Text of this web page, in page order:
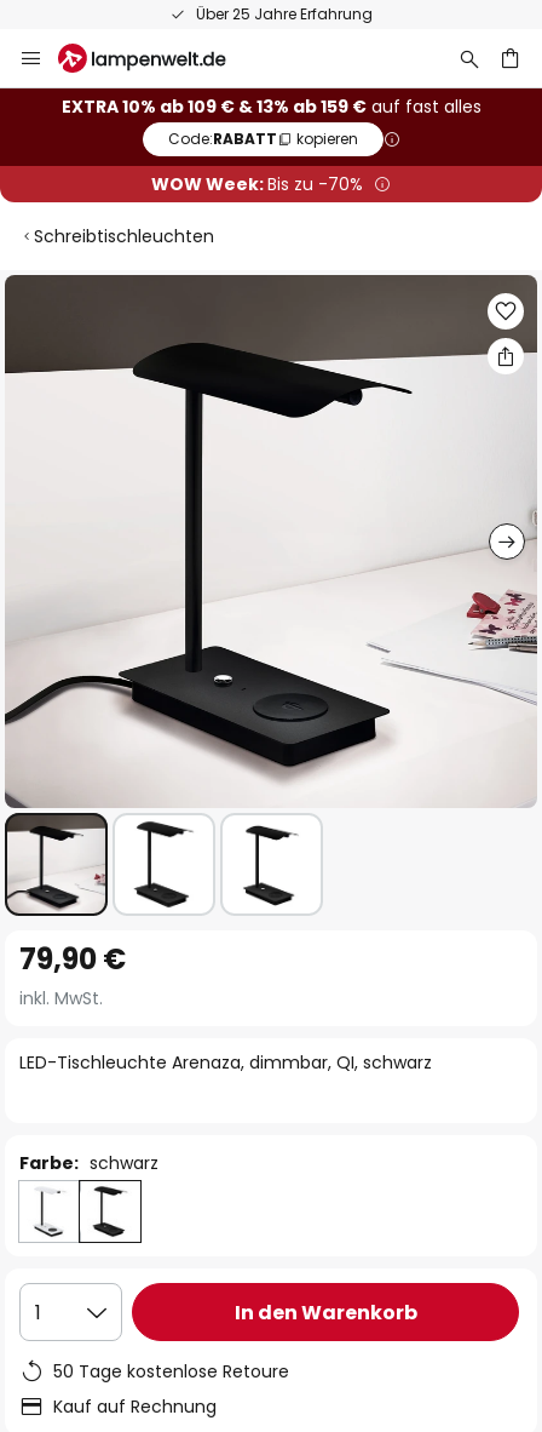
Über 25 Jahre Erfahrung
Inhalt
springen
EXTRA 10% ab 109 € & 13% ab 159 €auf fast alles
Code:RABATT kopieren
WOW Week:Bis zu -70%
Schreibtischleuchten
Zum
Bildgalerie
Anfang
der
springen
LED-Tischleuchte Arenaza, dimmbar, QI, schwarz
79,90 €
inkl. MwSt.
Farbe: schwarz
1 In den Warenkorb
50 Tage kostenlose Retoure
Kauf auf Rechnung